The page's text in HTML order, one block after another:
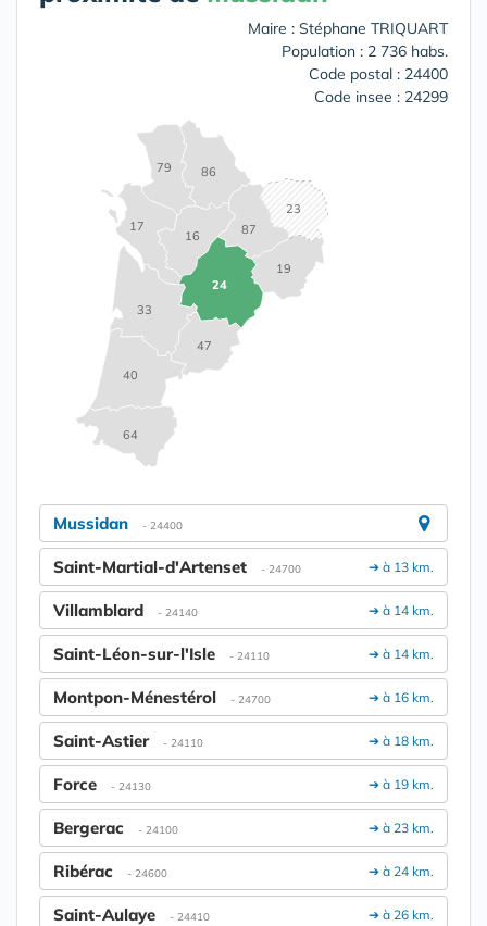
Maire : Stéphane TRIQUART
Population : 2 736 habs.
Code postal : 24400
Code insee : 24299
16
17
19
23
24
33
40
47
64
79 86
87
Mussidan - 24400
➔ à 13 km.
Saint-Martial-d'Artenset - 24700
➔ à 14 km.
Villamblard - 24140
➔ à 14 km.
Saint-Léon-sur-l'Isle - 24110
➔ à 16 km.
Montpon-Ménestérol - 24700
➔ à 18 km.
Saint-Astier - 24110
➔ à 19 km.
Force - 24130
➔ à 23 km.
Bergerac - 24100
➔ à 24 km.
Ribérac - 24600
➔ à 26 km.
Saint-Aulaye - 24410